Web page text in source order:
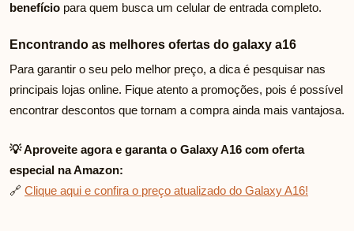
benefício para quem busca um celular de entrada completo.
Encontrando as melhores ofertas do galaxy a16
Para garantir o seu pelo melhor preço, a dica é pesquisar nas
principais lojas online. Fique atento a promoções, pois é possível
encontrar descontos que tornam a compra ainda mais vantajosa.
💡 Aproveite agora e garanta o Galaxy A16 com oferta
especial na Amazon:
🔗 Clique aqui e confira o preço atualizado do Galaxy A16!